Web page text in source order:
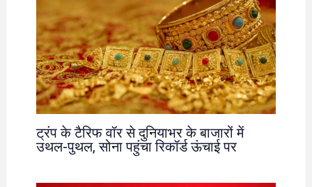
ट्रंप के टैरिफ वॉर से दुनियाभर के बाजारों में
उथल-पुथल, सोना पहुंचा रिकॉर्ड ऊंचाई पर